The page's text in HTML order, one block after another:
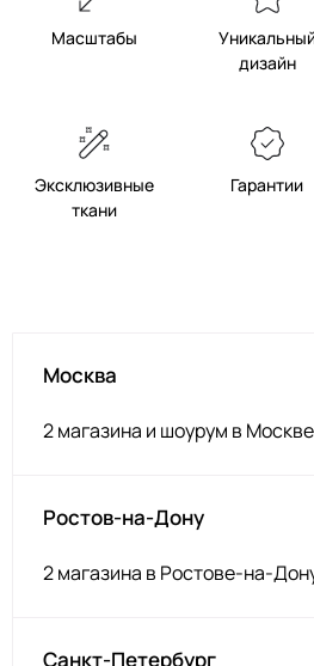
Темный беж
Серо-оливковый
Беж
ЗГ001
Св.серый
Нежн розов
ЗГ060
Салатный
Масштабы
дизайн
Эксклюзивные
ткани
Гарантии
Москва
2 магазина и шоурум в Москве
Ростов-на-Дону
2 магазина в Ростове-на-
Санкт-Петербург